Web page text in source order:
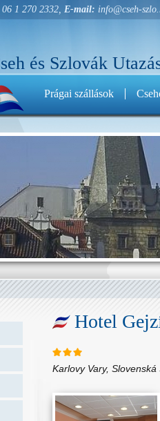
06 1 270 2332, E-mail: info@cseh-
és Szlovák
Prágai szállások
Hotel
Karlovy Vary, Slovenská